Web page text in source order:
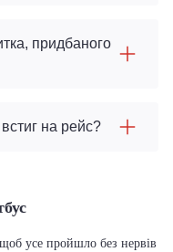
придбаного
на рейс?
усе пройшло без нервів